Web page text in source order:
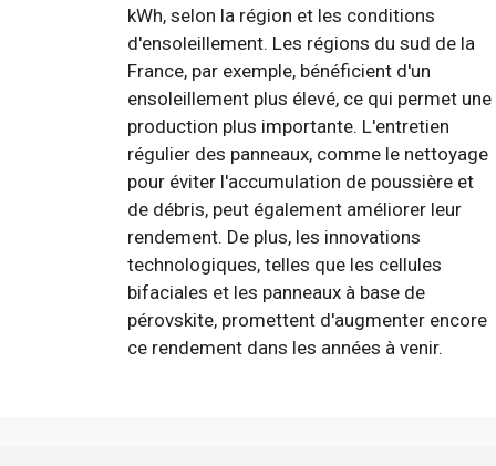
kWh, selon la région et les conditions
d'ensoleillement. Les régions du sud de la
France, par exemple, bénéficient d'un
ensoleillement plus élevé, ce qui permet une
production plus importante. L'entretien
régulier des panneaux, comme le nettoyage
pour éviter l'accumulation de poussière et
de débris, peut également améliorer leur
rendement. De plus, les innovations
technologiques, telles que les cellules
bifaciales et les panneaux à base de
pérovskite, promettent d'augmenter encore
ce rendement dans les années à venir.